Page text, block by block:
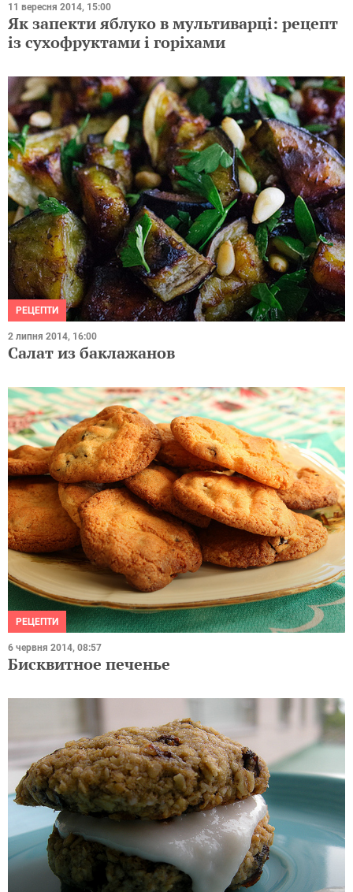
11 вересня 2014, 15:00
Як запекти яблуко в мультиварці: рецепт
із сухофруктами і горіхами
РЕЦЕПТИ
2 липня 2014, 16:00
Салат из баклажанов
РЕЦЕПТИ
6 червня 2014, 08:57
Бисквитное печенье